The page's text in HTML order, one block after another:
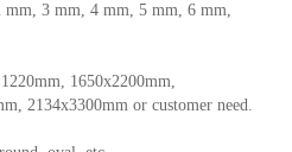
mm, 3 mm, 4 mm, 5 mm, 6 mm,
1650x2200mm,
2134x3300mm or customer need.